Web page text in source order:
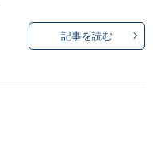
記事を読む